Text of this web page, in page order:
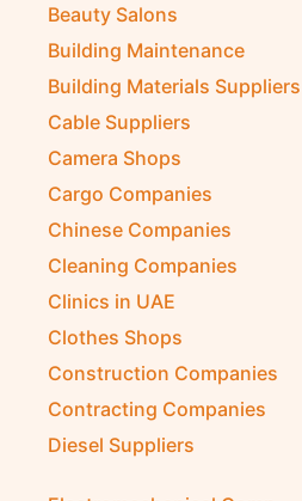
Beauty Salons
Building Maintenance
Building Materials Suppliers
Cable Suppliers
Camera Shops
Cargo Companies
Chinese Companies
Cleaning Companies
Clinics in UAE
Clothes Shops
Construction Companies
Contracting Companies
Diesel Suppliers